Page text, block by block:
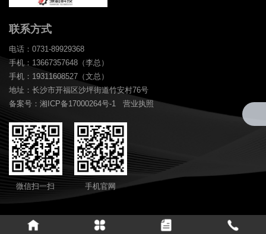
联系方式
电话：0731-89929368
手机：13667357648（李总）
手机：19311608527（文总）
地址：长沙市开福区沙坪街道竹安村76号
备案号：湘ICP备17000264号-1
营业执照
微信扫一扫 手机官网